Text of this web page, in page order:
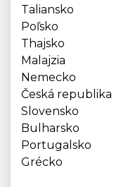
Taliansko
Poľsko
Thajsko
Malajzia
Nemecko
Česká republika
Slovensko
Bulharsko
Portugalsko
Grécko